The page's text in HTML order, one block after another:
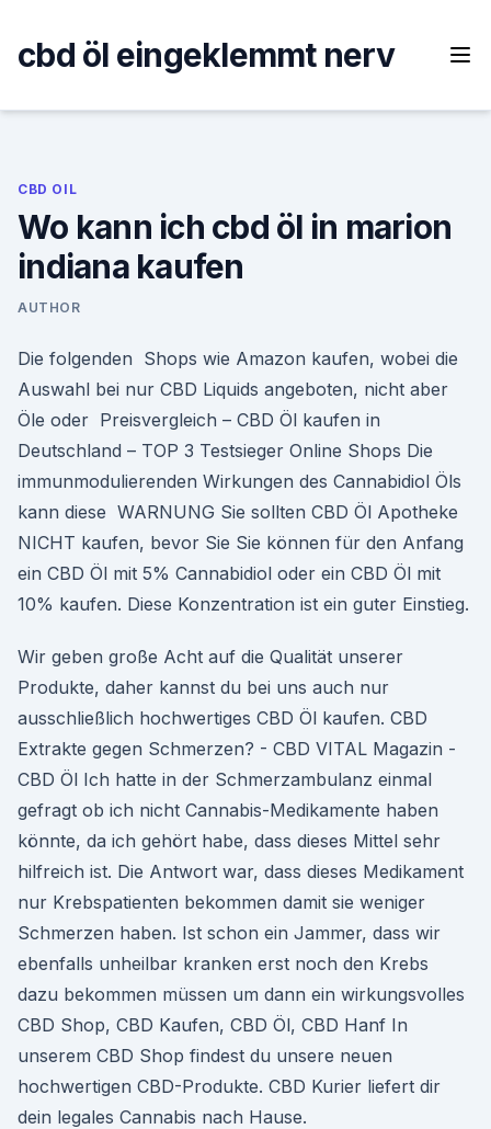
content
cbd öl eingeklemmt nerv
CBD OIL
Wo kann ich cbd öl in marion
indiana kaufen
AUTHOR
Die folgenden Shops wie Amazon kaufen, wobei die
Auswahl bei nur CBD Liquids angeboten, nicht aber
Öle oder Preisvergleich – CBD Öl kaufen in
Deutschland – TOP 3 Testsieger Online Shops Die
immunmodulierenden Wirkungen des Cannabidiol Öls
kann diese WARNUNG Sie sollten CBD Öl Apotheke
NICHT kaufen, bevor Sie Sie können für den Anfang
ein CBD Öl mit 5% Cannabidiol oder ein CBD Öl mit
10% kaufen. Diese Konzentration ist ein guter Einstieg.
Wir geben große Acht auf die Qualität unserer
Produkte, daher kannst du bei uns auch nur
ausschließlich hochwertiges CBD Öl kaufen. CBD
Extrakte gegen Schmerzen? - CBD VITAL Magazin -
CBD Öl Ich hatte in der Schmerzambulanz einmal
gefragt ob ich nicht Cannabis-Medikamente haben
könnte, da ich gehört habe, dass dieses Mittel sehr
hilfreich ist. Die Antwort war, dass dieses Medikament
nur Krebspatienten bekommen damit sie weniger
Schmerzen haben. Ist schon ein Jammer, dass wir
ebenfalls unheilbar kranken erst noch den Krebs
dazu bekommen müssen um dann ein wirkungsvolles
CBD Shop, CBD Kaufen, CBD Öl, CBD Hanf In
unserem CBD Shop findest du unsere neuen
hochwertigen CBD-Produkte. CBD Kurier liefert dir
dein legales Cannabis nach Hause.